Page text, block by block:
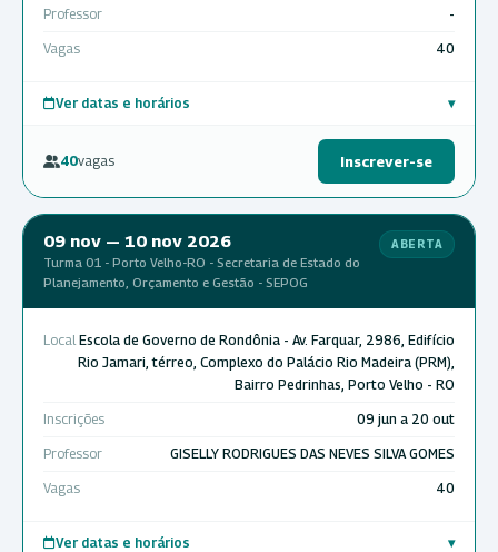
Professor -
Vagas 40
Ver datas e horários ▾
40vagas Inscrever-se
09 nov — 10 nov 2026
Turma 01 - Porto Velho-RO - Secretaria de Estado do
Planejamento, Orçamento e Gestão - SEPOG
ABERTA
Local Escola de Governo de Rondônia - Av. Farquar, 2986, Edifício
Rio Jamari, térreo, Complexo do Palácio Rio Madeira (PRM),
Bairro Pedrinhas, Porto Velho - RO
Inscrições 09 jun a 20 out
Professor GISELLY RODRIGUES DAS NEVES SILVA GOMES
Vagas 40
Ver datas e horários ▾